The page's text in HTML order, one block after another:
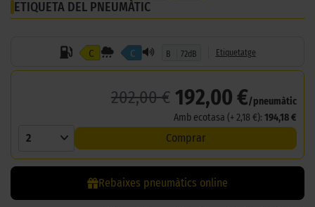
ETIQUETA DEL PNEUMÀTIC
C C B 72dB Etiquetatge
202,00 € 192,00 €/pneumàtic
Amb ecotasa (+ 2,18 €): 194,18 €
2 Comprar
Rebaixes pneumàtics online